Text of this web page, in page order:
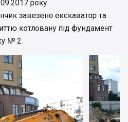
року.
завезено екскаватор та
котловану під фундамент
№ 2.